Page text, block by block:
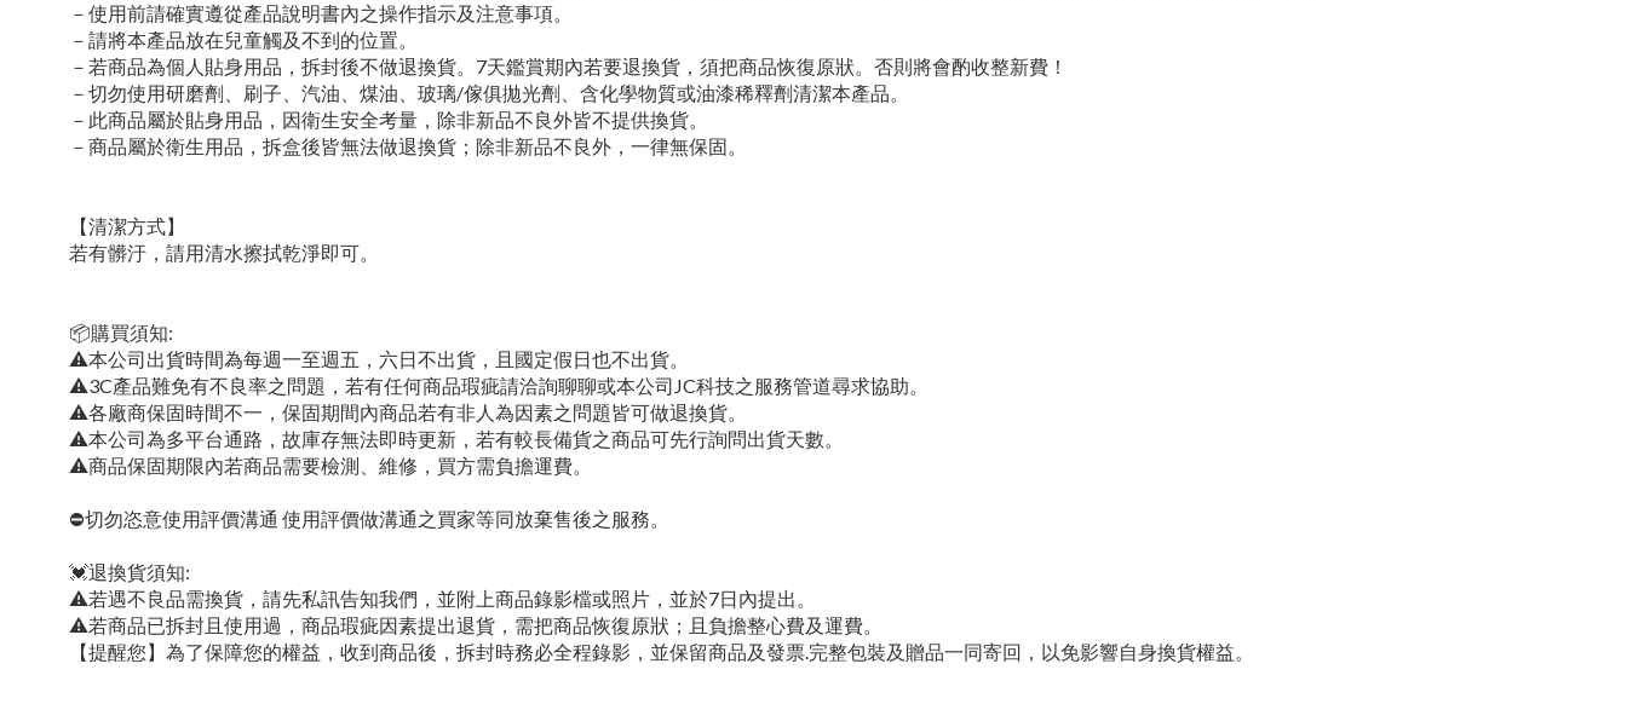
－使用前請確實遵從產品說明書內之操作指示及注意事項。
－請將本產品放在兒童觸及不到的位置。
－若商品為個人貼身用品，拆封後不做退換貨。7天鑑賞期內若要退換貨，須把商品恢復原狀。否則將會酌收整新費！
－切勿使用研磨劑、刷子、汽油、煤油、玻璃/傢俱拋光劑、含化學物質或油漆稀釋劑清潔本產品。
－此商品屬於貼身用品，因衛生安全考量，除非新品不良外皆不提供換貨。
－商品屬於衛生用品，拆盒後皆無法做退換貨；除非新品不良外，一律無保固。
【清潔方式】
若有髒汙，請用清水擦拭乾淨即可。
📦購買須知:
⚠本公司出貨時間為每週一至週五，六日不出貨，且國定假日也不出貨。
⚠3C產品難免有不良率之問題，若有任何商品瑕疵請洽詢聊聊或本公司JC科技之服務管道尋求協助。
⚠各廠商保固時間不一，保固期間內商品若有非人為因素之問題皆可做退換貨。
⚠本公司為多平台通路，故庫存無法即時更新，若有較長備貨之商品可先行詢問出貨天數。
⚠商品保固期限內若商品需要檢測、維修，買方需負擔運費。
⛔切勿恣意使用評價溝通 使用評價做溝通之買家等同放棄售後之服務。
💓退換貨須知:
⚠若遇不良品需換貨，請先私訊告知我們，並附上商品錄影檔或照片，並於7日內提出。
⚠若商品已拆封且使用過，商品瑕疵因素提出退貨，需把商品恢復原狀；且負擔整心費及運費。
【提醒您】為了保障您的權益，收到商品後，拆封時務必全程錄影，並保留商品及發票.完整包裝及贈品一同寄回，以免影響自身換貨權益。